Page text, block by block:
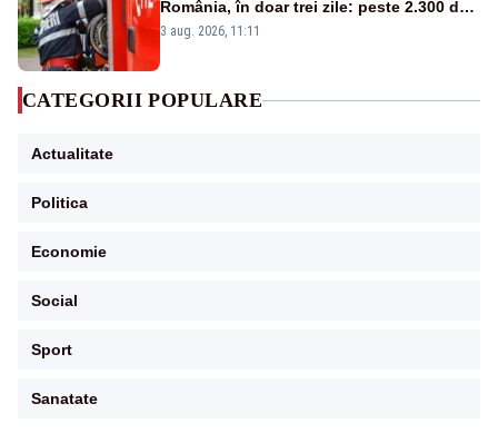
România, în doar trei zile: peste 2.300 de
hectare de teren au fost afectate
3 aug. 2026, 11:11
CATEGORII POPULARE
Actualitate
Politica
Economie
Social
Sport
Sanatate